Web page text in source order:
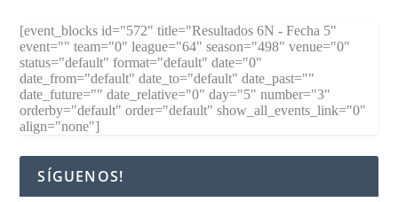
[event_blocks id="572" title="Resultados 6N - Fecha 5"
event="" team="0" league="64" season="498" venue="0"
status="default" format="default" date="0"
date_from="default" date_to="default" date_past=""
date_future="" date_relative="0" day="5" number="3"
orderby="default" order="default" show_all_events_link="0"
align="none"]
SÍGUENOS!